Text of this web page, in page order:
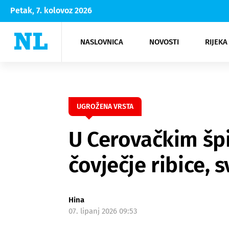
Petak, 7. kolovoz 2026
NASLOVNICA NOVOSTI
Rijeka Opatija
NK
Moda
Kultura
UGROŽENA VRSTA
U Cerovačkim
čovječje ribice,
Hina
07. lipanj 2026 09:53